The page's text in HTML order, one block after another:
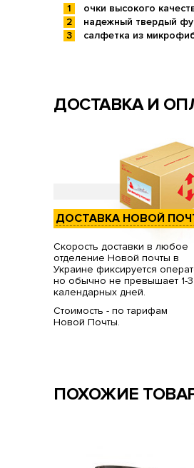
очки высокого
надежный твердый
салфетка из
ДОСТАВКА И
ДОСТАВКА НОВОЙ
Скорость доставки в любое
отделение Новой почты в
Украине фиксируется
но обычно не превышает 1-3
календарных дней.
Стоимость - по тарифам
Новой Почты.
ПОХОЖИЕ